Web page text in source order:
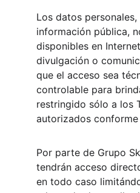
Los datos personales,
información pública,
disponibles en
divulgación o
que el acceso sea
controlable para
restringido sólo a los
autorizados conforme
Por parte de Grupo
tendrán acceso
en todo caso